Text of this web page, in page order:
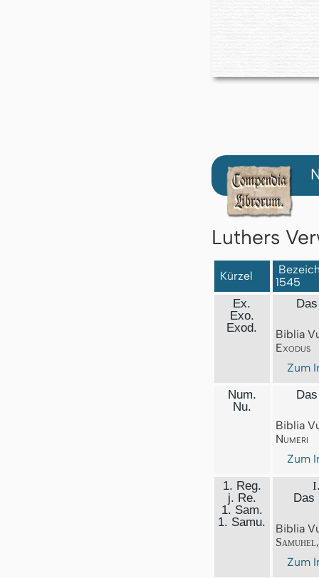
Luthers
Kürzel
1545
Ex.
Exo.
Exod.
Biblia
Exodus
Zum
Num.
Nu.
Biblia
Numeri
Zum
1. Reg.
j. Re.
1. Sam.
1. Samu.
I
Das
Biblia
Zum